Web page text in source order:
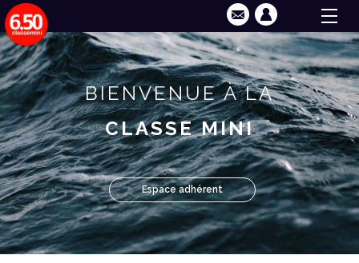
BIENVENUE À LA
CLASSE MINI
Espace adhérent